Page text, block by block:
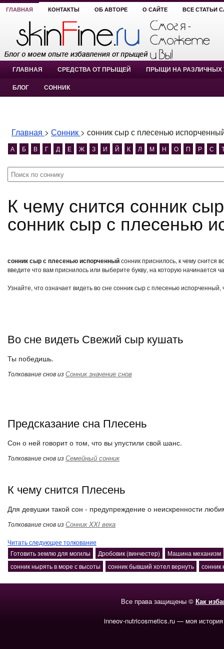
ГЛАВНАЯ КОНТАКТЫ ОБ АВТОРЕ О САЙТЕ ВСЕ СТАТЬИ
ГЛАВНАЯ СРЕДСТВА ОТ ПРЫЩЕЙ ПРЫЩИ НА РАЗЛИЧНЫХ
БЛОГ СОННИК
Главная > Сонник > сонник сыр с плесенью
А Б В Г Д Е Ж З И Й К Л М Н О П Р С
К чему снится сонник сыр с плесенью испорченный?
сонник сыр с плесенью
сонник сыр с плесенью испорченныйсонник приснилось, к чему снится
введите что вам приснилось или выберите букву, на которую начинается
Узнайте, что означает видеть во сне сонник сыр с плесенью
Во сне видеть Свежий сыр кушать
Ты победишь.
Толкование снов изСонник значение снов
Предсказание сна Плесень
Сон о ней говорит о том, что вы упустили свой шанс.
Толкование снов изСемейный сонник
К чему снится Плесень
Для девушки такой сон - предупреждение о неискренности
Толкование снов изСонник XXI века
Читать следующее толкование
Готовить землю для могилы
Дробовик (винчестер)
Машина механизм
сонник нырять в море с высоты
сонник бывший хотел вернуть сонник
Все права защищены © Как
inneov-nutricosmetics.ru — моя